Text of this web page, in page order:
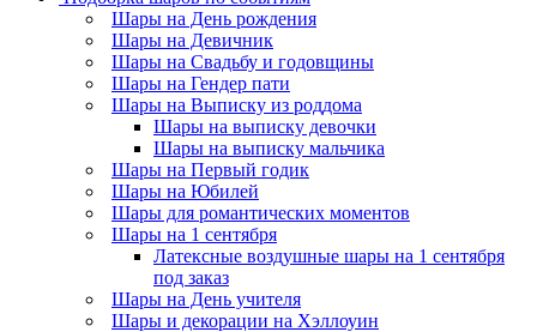
Шары на День рождения
Шары на Девичник
Шары на Свадьбу и годовщины
Шары на Гендер пати
Шары на Выписку из роддома
Шары на выписку девочки
Шары на выписку мальчика
Шары на Первый годик
Шары на Юбилей
Шары для романтических моментов
Шары на 1 сентября
Латексные воздушные шары на 1 сентября
под заказ
Шары на День учителя
Шары и декорации на Хэллоуин